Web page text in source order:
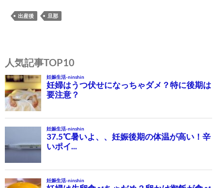
出産後 旦那
稿
ナ
ビ
ゲ
ー
シ
ョ
ン
人気記事TOP10